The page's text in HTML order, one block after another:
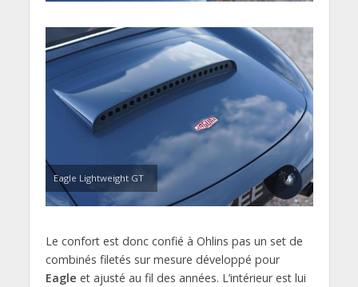
Eagle Lightweight GT
Le confort est donc confié à Ohlins pas un set de
combinés filetés sur mesure développé pour
Eagle et ajusté au fil des années. L’intérieur est lui